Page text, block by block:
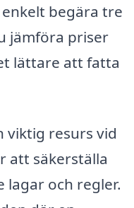
begära tre
jämföra priser
lättare att fatta
viktig resurs vid
att säkerställa
och regler.